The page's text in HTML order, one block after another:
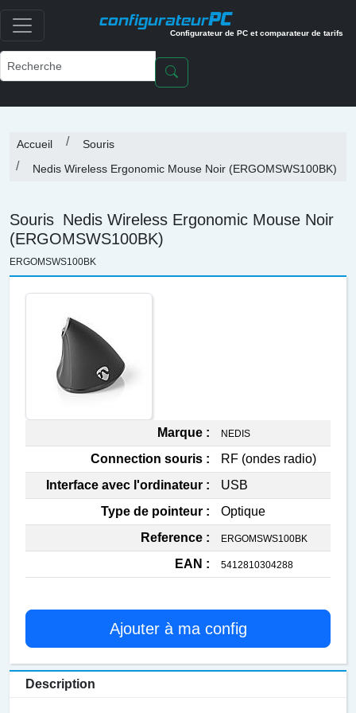
configurateurPC
Configurateur de PC et comparateur de tarifs
Accueil
Souris
Nedis Wireless Ergonomic Mouse Noir (ERGOMSWS100BK)
Souris Nedis Wireless Ergonomic Mouse Noir
(ERGOMSWS100BK)
ERGOMSWS100BK
Marque : NEDIS
Connection souris :
RF (ondes radio)
Interface avec l'ordinateur :
USB
Type de pointeur :
Optique
Reference :
ERGOMSWS100BK
EAN : 5412810304288
Ajouter à ma config
Description